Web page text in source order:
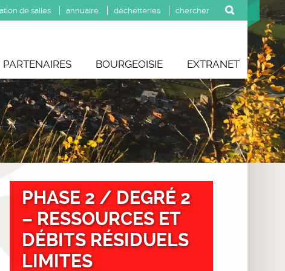
de salles annuaire déchetteries
PARTENAIRES BOURGEOISIE EXTRANET
PHASE 2 / DEGRÉ 2
– RESSOURCES ET
DÉBITS RÉSIDUELS
LIMITES